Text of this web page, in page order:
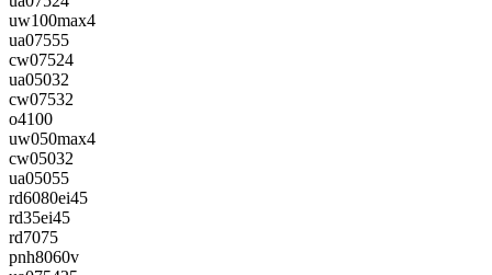
uw100max4
ua07555
cw07524
ua05032
cw07532
o4100
uw050max4
cw05032
ua05055
rd6080ei45
rd35ei45
rd7075
pnh8060v